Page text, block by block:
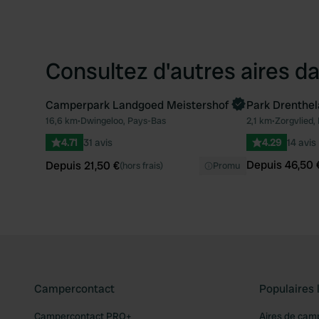
Consultez d'autres aires
Préféré
Reserve maintenant
Camperpark Landgoed Meistershof
16,6 km•Dwingeloo, Pays-Bas
4.71 31 avis
Depuis 21,50 €(hors frais) Promu
Reserve
Park
2,1 km•Zorgvlied,
4.29 14 avis
Depuis 46,50
Campercontact
Campercontact PRO+
Populaires
Aires de